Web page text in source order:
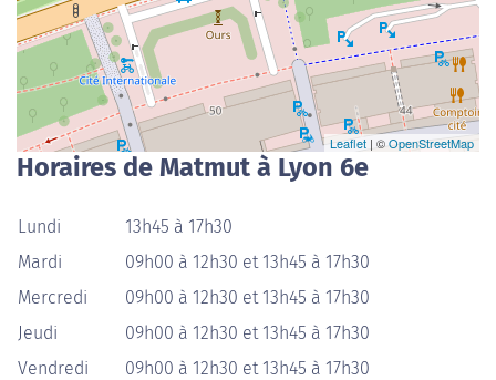
Leaflet | ©OpenStreetMap
Horaires de Matmut à Lyon 6e
Lundi
13h45 à 17h30
Mardi
09h00 à 12h30 et 13h45 à 17h30
Mercredi
09h00 à 12h30 et 13h45 à 17h30
Jeudi
09h00 à 12h30 et 13h45 à 17h30
Vendredi
09h00 à 12h30 et 13h45 à 17h30